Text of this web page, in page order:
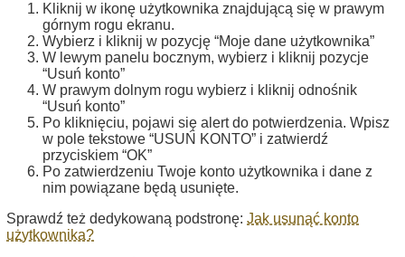
Kliknij w ikonę użytkownika znajdującą się w prawym
górnym rogu ekranu.
Wybierz i kliknij w pozycję “Moje dane użytkownika”
W lewym panelu bocznym, wybierz i kliknij pozycje
“Usuń konto”
W prawym dolnym rogu wybierz i kliknij odnośnik
“Usuń konto”
Po kliknięciu, pojawi się alert do potwierdzenia. Wpisz
w pole tekstowe “USUŃ KONTO” i zatwierdź
przyciskiem “OK”
Po zatwierdzeniu Twoje konto użytkownika i dane z
nim powiązane będą usunięte.
Sprawdź też dedykowaną podstronę: Jak usunąć konto
użytkownika?